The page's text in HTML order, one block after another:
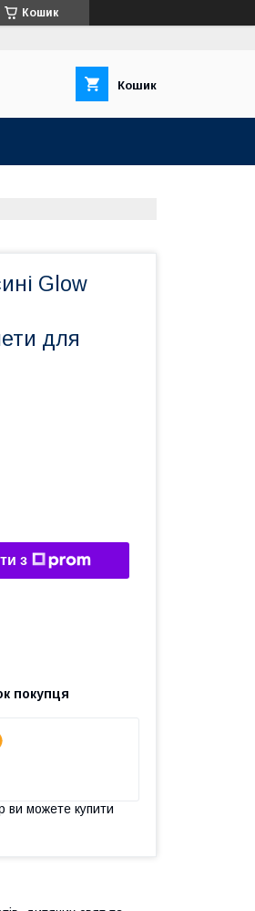
Кошик
Кошик
Glow
для
з
покупця
ви можете купити